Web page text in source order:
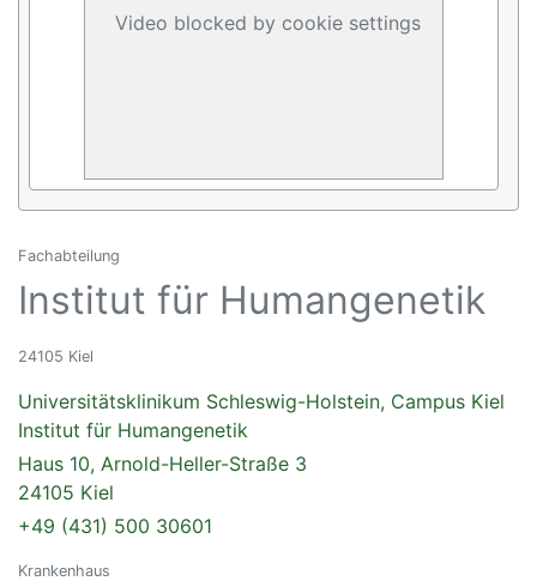
Video blocked by cookie settings
Fachabteilung
Institut für Humangenetik
24105 Kiel
Universitätsklinikum Schleswig-Holstein, Campus Kiel
Institut für Humangenetik
Haus 10, Arnold-Heller-Straße 3
24105 Kiel
+49 (431) 500 30601
Krankenhaus